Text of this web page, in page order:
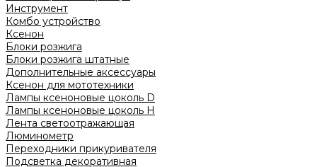
Инструмент
Комбо устройство
Ксенон
Блоки розжига
Блоки розжига штатные
Дополнительные аксессуары
Ксенон для мототехники
Лампы ксеноновые цоколь D
Лампы ксеноновые цоколь H
Лента светоотражающая
Люминометр
Переходники прикуривателя
Подсветка декоративная